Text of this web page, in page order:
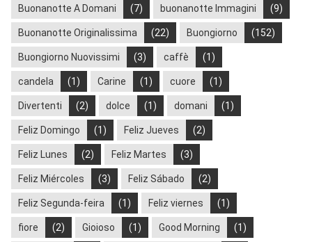
Buonanotte A Domani (7) buonanotte Immagini (9)
Buonanotte Originalissima (22) Buongiorno (152)
Buongiorno Nuovissimi (3) caffè (1)
candela (1) Carine (1) cuore (1)
Divertenti (2) dolce (1) domani (1)
Feliz Domingo (1) Feliz Jueves (2)
Feliz Lunes (2) Feliz Martes (3)
Feliz Miércoles (3) Feliz Sábado (2)
Feliz Segunda-feira (1) Feliz viernes (1)
fiore (2) Gioioso (1) Good Morning (1)